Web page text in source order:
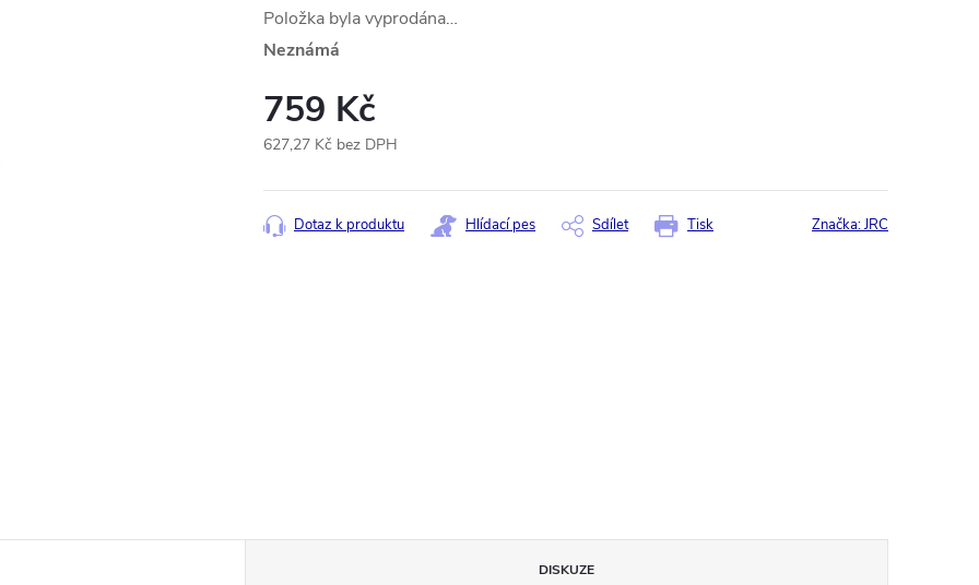
Položka byla vyprodána…
Neznámá
759 Kč
627,27 Kč bez DPH
cena:
Tisk
Dotaz k produktu Hlídací pes Sdílet Značka:JRC
DISKUZE